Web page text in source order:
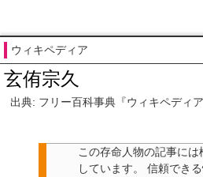
ウィキペディア
玄侑宗久
出典: フリー百科事典『ウィキペディ
この存命人物の記事には
しています。
信頼でき